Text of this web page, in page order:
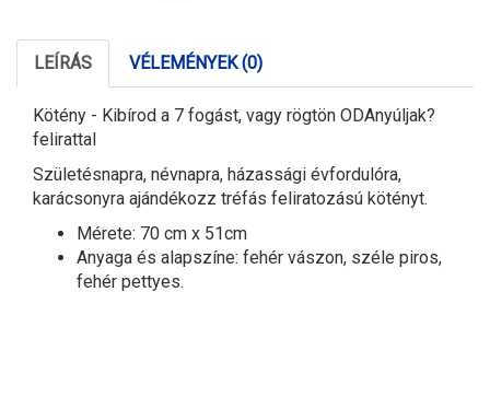
LEÍRÁS VÉLEMÉNYEK (0)
Kötény - Kibírod a 7 fogást, vagy rögtön ODAnyúljak?
felirattal
Születésnapra, névnapra, házassági évfordulóra,
karácsonyra ajándékozz tréfás feliratozású kötényt.
Mérete: 70 cm x 51cm
Anyaga és alapszíne: fehér vászon, széle piros,
fehér pettyes.